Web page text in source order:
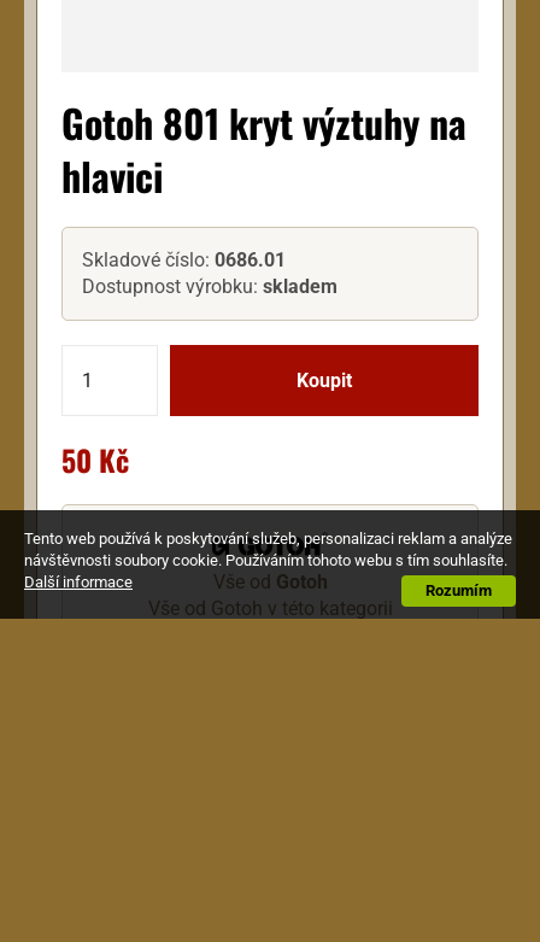
Gotoh 801 kryt výztuhy na
hlavici
Skladové číslo: 0686.01
Dostupnost výrobku: skladem
50 Kč
Vše od Gotoh
Vše od Gotoh v této kategorii
Tento web používá k poskytování služeb, personalizaci reklam a analýze
návštěvnosti soubory cookie. Používáním tohoto webu s tím souhlasíte.
Rozumím
Další informace